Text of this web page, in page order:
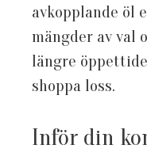
avkopplande öl
mängder av val
längre
shoppa loss.
Inför din